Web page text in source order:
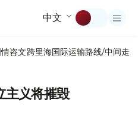
中文
咨文跨里海国际运输路线/中间走廊
主义将摧毁